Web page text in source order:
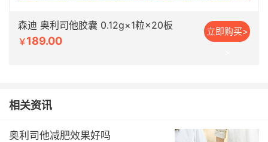
森迪 奥利司他胶囊 0.12g×1粒×20板
￥189.00
立即购买>
相关资讯
奥利司他减肥效果好吗